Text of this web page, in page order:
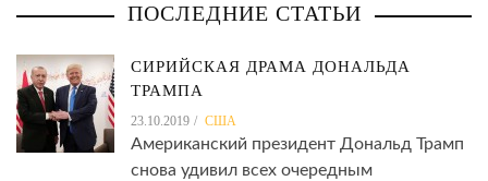
ПОСЛЕДНИЕ СТАТЬИ
СИРИЙСКАЯ ДРАМА ДОНАЛЬДА
ТРАМПА
23.10.2019 США
Американский президент Дональд Трамп
снова удивил всех очередным